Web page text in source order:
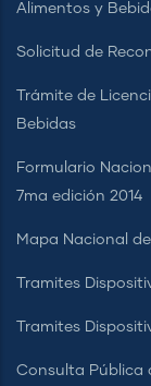
Alimentos y
Solicitud de
Trámite de
Bebidas
Formulario
7ma edición 2014
Mapa Nacional
Tramites
Tramites
Consulta Pública